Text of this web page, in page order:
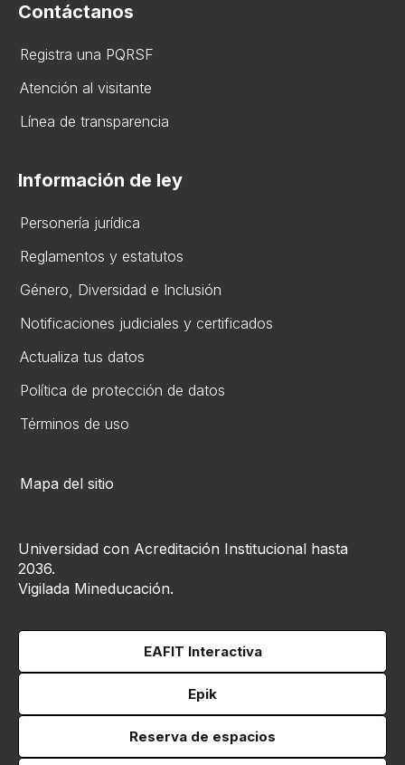
Contáctanos
Registra una PQRSF
Atención al visitante
Línea de transparencia
Información de ley
Personería jurídica
Reglamentos y estatutos
Gén​ero, Diversidad ​e Inclusión
Notificaciones judiciales y certificados
Actualiza tus datos
Política de protección de datos
Términos de uso
Mapa del sitio
Universidad con Acreditación Institucional hasta
2036.
Vigilada Mineducación.
EAFIT Interactiva
Epik
Reserva de espacios